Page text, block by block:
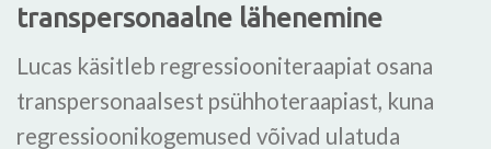
transpersonaalne lähenemine
Lucas käsitleb regressiooniteraapiat osana
transpersonaalsest psühhoteraapiast, kuna
regressioonikogemused võivad ulatuda